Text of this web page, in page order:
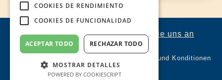
Haben Sie Fragen? Schreiben Sie uns an
hola@vatbot.es
Bedingungen und Konditionen
© 2023 by VatBot
COOKIES DE RENDIMIENTO
COOKIES DE FUNCIONALIDAD
ACEPTAR TODO RECHAZAR TODO
MOSTRAR DETALLES
POWERED BY COOKIESCRIPT